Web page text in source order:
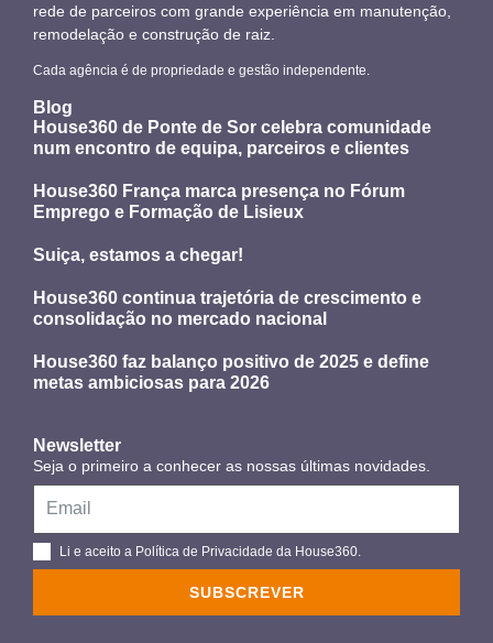
rede de parceiros com grande experiência em manutenção,
remodelação e construção de raiz.
Cada agência é de propriedade e gestão independente.
Blog
House360 de Ponte de Sor celebra comunidade
num encontro de equipa, parceiros e clientes
House360 França marca presença no Fórum
Emprego e Formação de Lisieux
Suiça, estamos a chegar!
House360 continua trajetória de crescimento e
consolidação no mercado nacional
House360 faz balanço positivo de 2025 e define
metas ambiciosas para 2026
Newsletter
Seja o primeiro a conhecer as nossas últimas novidades.
Li e aceito a Política de Privacidade da House360.
SUBSCREVER